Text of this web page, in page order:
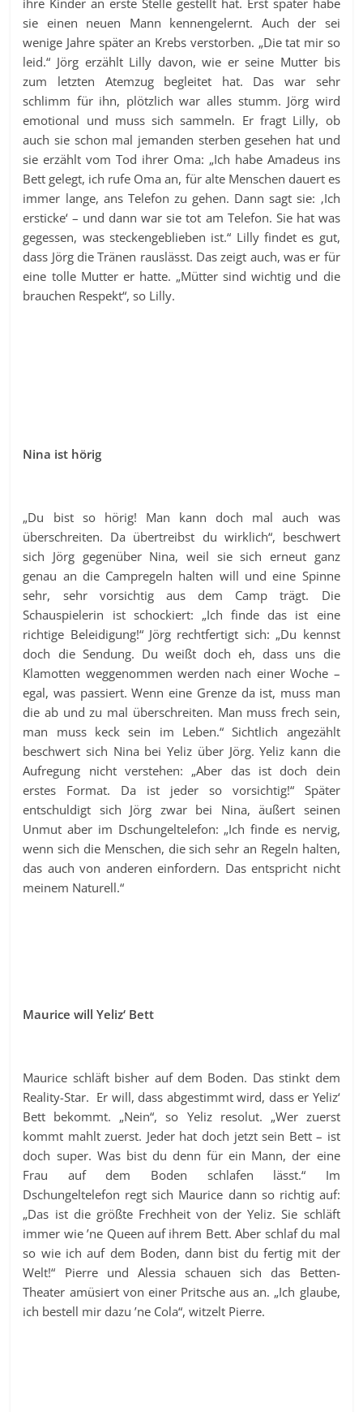
sie einen neuen Mann kennengelernt. Auch der sei
wenige Jahre später an Krebs verstorben. „Die tat mir so
leid.“ Jörg erzählt Lilly davon, wie er seine Mutter bis
zum letzten Atemzug begleitet hat. Das war sehr
schlimm für ihn, plötzlich war alles stumm. Jörg wird
emotional und muss sich sammeln. Er fragt Lilly, ob
auch sie schon mal jemanden sterben gesehen hat und
sie erzählt vom Tod ihrer Oma: „Ich habe Amadeus ins
Bett gelegt, ich rufe Oma an, für alte Menschen dauert es
immer lange, ans Telefon zu gehen. Dann sagt sie: ‚Ich
ersticke‘ – und dann war sie tot am Telefon. Sie hat was
gegessen, was steckengeblieben ist.“ Lilly findet es gut,
dass Jörg die Tränen rauslässt. Das zeigt auch, was er für
eine tolle Mutter er hatte. „Mütter sind wichtig und die
brauchen Respekt“, so Lilly.
Nina ist hörig
„Du bist so hörig! Man kann doch mal auch was
überschreiten. Da übertreibst du wirklich“, beschwert
sich Jörg gegenüber Nina, weil sie sich erneut ganz
genau an die Campregeln halten will und eine Spinne
sehr, sehr vorsichtig aus dem Camp trägt. Die
Schauspielerin ist schockiert: „Ich finde das ist eine
richtige Beleidigung!“ Jörg rechtfertigt sich: „Du kennst
doch die Sendung. Du weißt doch eh, dass uns die
Klamotten weggenommen werden nach einer Woche –
egal, was passiert. Wenn eine Grenze da ist, muss man
die ab und zu mal überschreiten. Man muss frech sein,
man muss keck sein im Leben.“ Sichtlich angezählt
beschwert sich Nina bei Yeliz über Jörg. Yeliz kann die
Aufregung nicht verstehen: „Aber das ist doch dein
erstes Format. Da ist jeder so vorsichtig!“ Später
entschuldigt sich Jörg zwar bei Nina, äußert seinen
Unmut aber im Dschungeltelefon: „Ich finde es nervig,
wenn sich die Menschen, die sich sehr an Regeln halten,
das auch von anderen einfordern. Das entspricht nicht
meinem Naturell.“
Maurice will Yeliz‘ Bett
Maurice schläft bisher auf dem Boden. Das stinkt dem
Reality-Star. Er will, dass abgestimmt wird, dass er Yeliz‘
Bett bekommt. „Nein“, so Yeliz resolut. „Wer zuerst
kommt mahlt zuerst. Jeder hat doch jetzt sein Bett – ist
doch super. Was bist du denn für ein Mann, der eine
Frau auf dem Boden schlafen lässt.“ Im
Dschungeltelefon regt sich Maurice dann so richtig auf:
„Das ist die größte Frechheit von der Yeliz. Sie schläft
immer wie ’ne Queen auf ihrem Bett. Aber schlaf du mal
so wie ich auf dem Boden, dann bist du fertig mit der
Welt!“ Pierre und Alessia schauen sich das Betten-
Theater amüsiert von einer Pritsche aus an. „Ich glaube,
ich bestell mir dazu ’ne Cola“, witzelt Pierre.